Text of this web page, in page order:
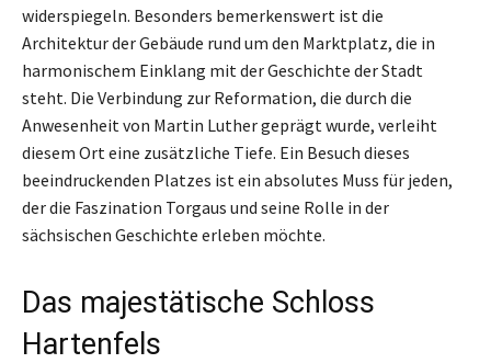
widerspiegeln. Besonders bemerkenswert ist die
Architektur der Gebäude rund um den Marktplatz, die in
harmonischem Einklang mit der Geschichte der Stadt
steht. Die Verbindung zur Reformation, die durch die
Anwesenheit von Martin Luther geprägt wurde, verleiht
diesem Ort eine zusätzliche Tiefe. Ein Besuch dieses
beeindruckenden Platzes ist ein absolutes Muss für jeden,
der die Faszination Torgaus und seine Rolle in der
sächsischen Geschichte erleben möchte.
Das majestätische Schloss
Hartenfels